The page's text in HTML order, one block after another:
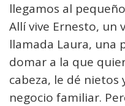
llegamos al
Allí vive Ernesto, un
llamada Laura, una
domar a la que
cabeza, le dé nietos
negocio familiar.